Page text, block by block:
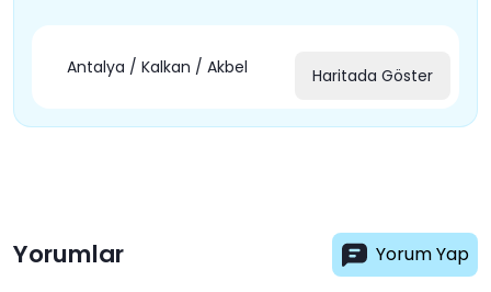
Antalya / Kalkan / Akbel Haritada Göster
Yorumlar Yorum Yap